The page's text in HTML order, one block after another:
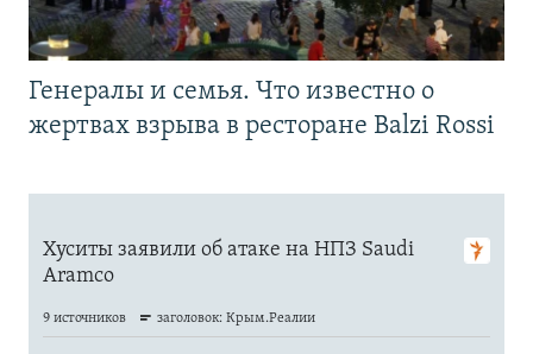
Генералы и семья. Что известно о
жертвах взрыва в ресторане Balzi Rossi